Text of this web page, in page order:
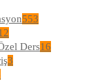
553
Ders16
3